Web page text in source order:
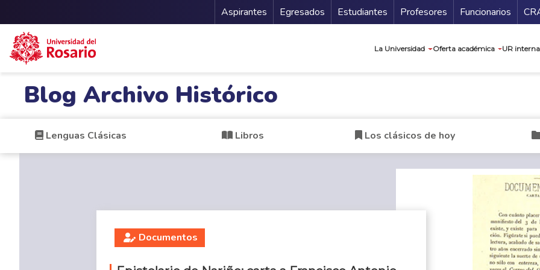
Menu Secundario
Aspirantes Egresados Estudiantes Profesores Funcionarios
La Universidad Oferta académica UR
Blog Archivo Histórico
Lenguas Clásicas Libros Los clásicos de hoy
Documentos